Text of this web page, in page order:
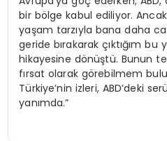
bir bölge kabul ediliyor.
yaşam tarzıyla bana daha
geride bırakarak çıktığım bu
hikayesine dönüştü. Bunun
fırsat olarak görebilmem
Türkiye’nin izleri, ABD’deki
yanımda.”